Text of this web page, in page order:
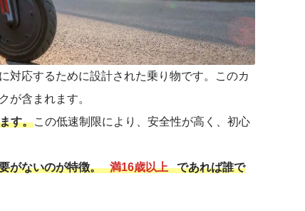
対応するために設計された乗り物です。このカ
が含まれます。
す。この低速制限により、安全性が高く、初心
がないのが特徴。
満16歳以上
であれば誰で